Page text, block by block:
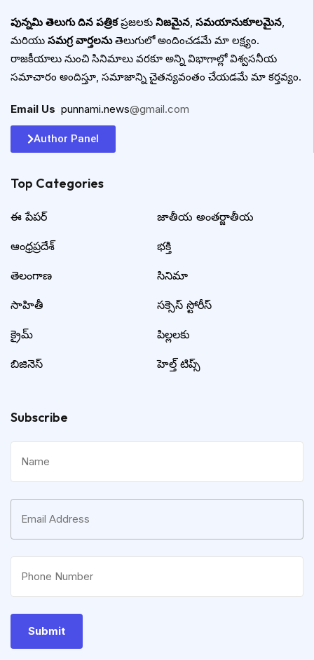
పున్నమి తెలుగు దిన పత్రికప్రజలకు నిజమైన సమయానుకూలమైన
మరియు సమగ్ర వార్తలనుతెలుగులో అందించడమే మా లక్ష్యం.
రాజకీయాలు నుంచి సినిమాలు వరకూ అన్ని విభాగాల్లో విశ్వసనీయ
సమాచారం అందిస్తూ, సమాజాన్ని చైతన్యవంతం చేయడమే మా కర్తవ్యం.
Email Us punnami.news@gmail.com
Author Panel
Top Categories​
ఈ పేపర్
ఆంధ్రప్రదేశ్
తెలంగాణ
సాహితీ
క్రైమ్
బిజినెస్
జాతీయ అంతర్జాతీయ
భక్తి
సినిమా
సక్సెస్ స్టోరీస్
పిల్లలకు
హెల్త్ టిప్స్
Subscribe